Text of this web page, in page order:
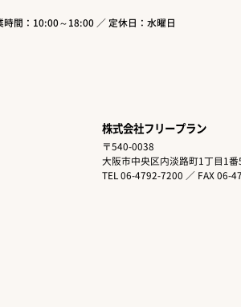
時間：10:00～18:00 ／ 定休日：水曜日
株式会社フリープラン
〒540-0038
大阪市中央区内淡路町1丁目1
TEL 06-4792-7200 ／ FAX 06-